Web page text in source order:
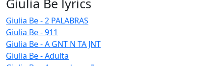
Giulia Be - 2 PALABRAS
Giulia Be - 911
Giulia Be - A GNT N TA JNT
Giulia Be - Adulta